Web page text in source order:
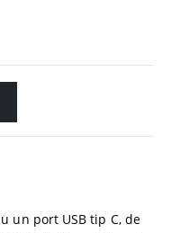
un port USB tip C, de